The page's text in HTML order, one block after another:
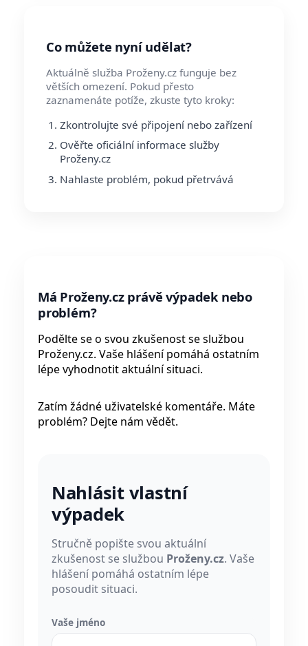
Co můžete nyní udělat?
Aktuálně služba Proženy.cz funguje bez
větších omezení. Pokud přesto
zaznamenáte potíže, zkuste tyto kroky:
Zkontrolujte své připojení nebo zařízení
Ověřte oficiální informace služby
Proženy.cz
Nahlaste problém, pokud přetrvává
Má Proženy.cz právě výpadek nebo
problém?
Podělte se o svou zkušenost se službou
Proženy.cz. Vaše hlášení pomáhá ostatním
lépe vyhodnotit aktuální situaci.
Zatím žádné uživatelské komentáře. Máte
problém? Dejte nám vědět.
Nahlásit vlastní
výpadek
Stručně popište svou aktuální
zkušenost se službou Proženy.cz. Vaše
hlášení pomáhá ostatním lépe
posoudit situaci.
Vaše jméno